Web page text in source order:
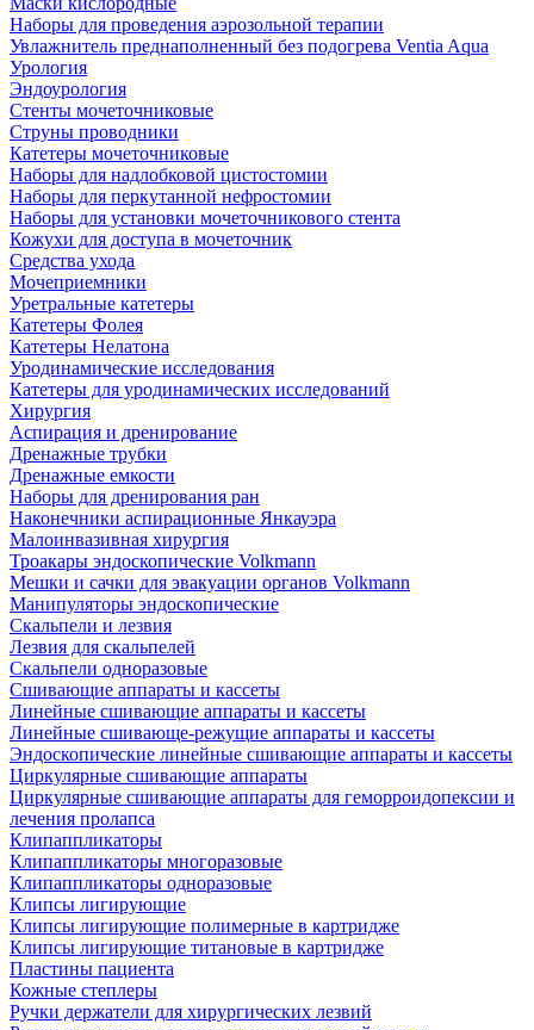
Наборы для проведения аэрозольной терапии
Увлажнитель преднаполненный без подогрева Ventia Aqua
Урология
Эндоурология
Стенты мочеточниковые
Струны проводники
Катетеры мочеточниковые
Наборы для надлобковой цистостомии
Наборы для перкутанной нефростомии
Наборы для установки мочеточникового стента
Кожухи для доступа в мочеточник
Средства ухода
Мочеприемники
Уретральные катетеры
Катетеры Фолея
Катетеры Нелатона
Уродинамические исследования
Катетеры для уродинамических исследований
Хирургия
Аспирация и дренирование
Дренажные трубки
Дренажные емкости
Наборы для дренирования ран
Наконечники аспирационные Янкауэра
Малоинвазивная хирургия
Троакары эндоскопические Volkmann
Мешки и сачки для эвакуации органов Volkmann
Манипуляторы эндоскопические
Скальпели и лезвия
Лезвия для скальпелей
Скальпели одноразовые
Сшивающие аппараты и кассеты
Линейные сшивающие аппараты и кассеты
Линейные сшивающе-режущие аппараты и кассеты
Эндоскопические линейные сшивающие аппараты и кассеты
Циркулярные сшивающие аппараты
Циркулярные сшивающие аппараты для геморроидопексии и
лечения пролапса
Клипаппликаторы
Клипаппликаторы многоразовые
Клипаппликаторы одноразовые
Клипсы лигирующие
Клипсы лигирующие полимерные в картридже
Клипсы лигирующие титановые в картридже
Пластины пациента
Кожные степлеры
Ручки держатели для хирургических лезвий